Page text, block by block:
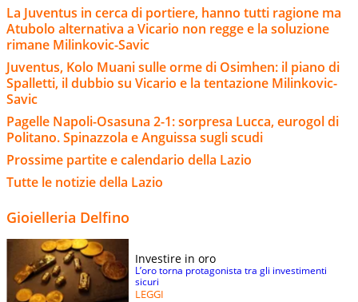
La Juventus in cerca di portiere, hanno tutti ragione ma
Atubolo alternativa a Vicario non regge e la soluzione
rimane Milinkovic-Savic
Juventus, Kolo Muani sulle orme di Osimhen: il piano di
Spalletti, il dubbio su Vicario e la tentazione Milinkovic-
Savic
Pagelle Napoli-Osasuna 2-1: sorpresa Lucca, eurogol di
Politano. Spinazzola e Anguissa sugli scudi
Prossime partite e calendario della Lazio
Tutte le notizie della Lazio
Gioielleria Delfino
Investire in oro
L’oro torna protagonista tra gli investimenti
sicuri
LEGGI